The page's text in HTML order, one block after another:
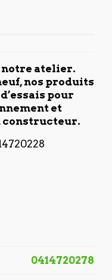
notre atelier.
nos produits
pour
et
constructeur.
0414720278